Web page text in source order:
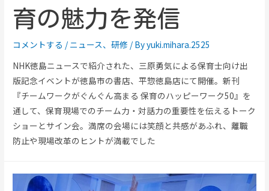
育の魅力を発信
コメントする / ニュース、研修 / Byyuki.mihara.2525
NHK徳島ニュースで紹介された、三原勇気による保育士向け出
版記念イベントが徳島市の書店、平惣徳島店にて開催。新刊
『チームワークがぐんぐん高まる 保育のハッピーワーク50』を
通して、保育現場でのチーム力・対話力の重要性を伝えるトーク
ショーとサイン会。満席の会場には笑顔と共感があふれ、離職
防止や現場改革のヒントが満載でした